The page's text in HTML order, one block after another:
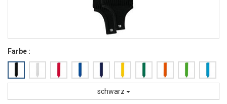
Farbe :
schwarz